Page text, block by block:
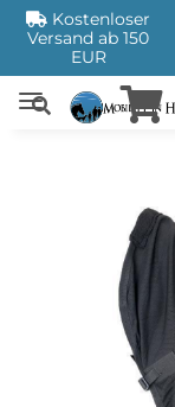
Kostenloser
Versand ab 150
EUR